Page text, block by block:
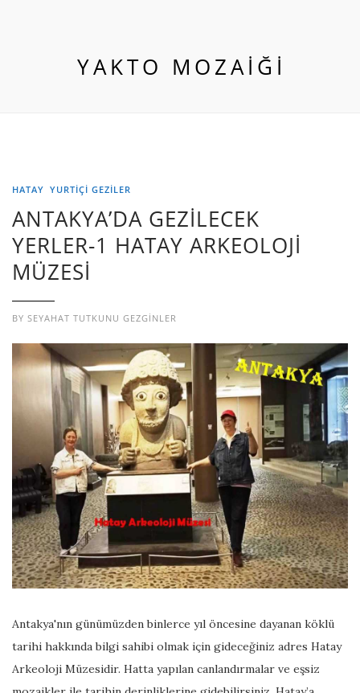
YAKTO MOZAIĞI
HATAY YURTIÇI GEZILER
ANTAKYA’DA GEZİLECEK
YERLER-1 HATAY ARKEOLOJİ
MÜZESİ
BY SEYAHAT TUTKUNU GEZGINLER
Antakya'nın günümüzden binlerce yıl öncesine dayanan köklü
tarihi hakkında bilgi sahibi olmak için gideceğiniz adres Hatay
Arkeoloji Müzesidir. Hatta yapılan canlandırmalar ve eşsiz